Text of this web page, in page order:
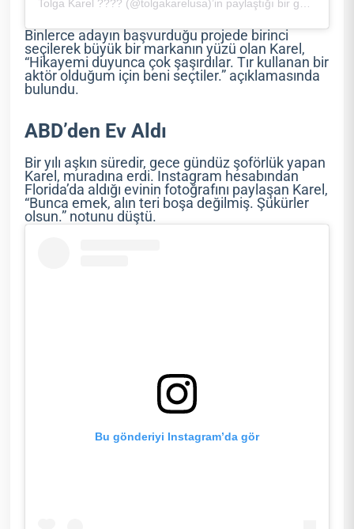
Binlerce adayın başvurduğu projede birinci
seçilerek büyük bir markanın yüzü olan Karel,
“Hikayemi duyunca çok şaşırdılar. Tır kullanan bir
aktör olduğum için beni seçtiler.” açıklamasında
bulundu.
ABD’den Ev Aldı
Bir yılı aşkın süredir, gece gündüz şoförlük yapan
Karel, muradına erdi. Instagram hesabından
Florida’da aldığı evinin fotoğrafını paylaşan Karel,
“Bunca emek, alın teri boşa değilmiş. Şükürler
olsun.” notunu düştü.
Bu gönderiyi Instagram’da gör